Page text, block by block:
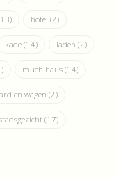
hotel (2)
kade (14) laden (2)
muehlhaus (14)
en wagen (2)
(17)